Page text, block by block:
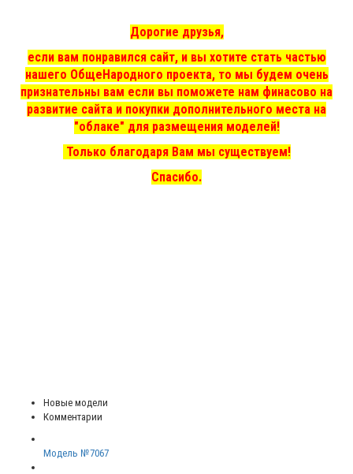
Дорогие друзья,
если вам понравился сайт, и вы хотите стать частью
нашего ОбщеНародного проекта, то мы будем очень
признательны вам если вы поможете нам финасово на
развитие сайта и покупки дополнительного места на
"облаке" для размещения моделей!
Только благодаря Вам мы существуем!
Спасибо.
Новые модели
Комментарии
Модель №7067